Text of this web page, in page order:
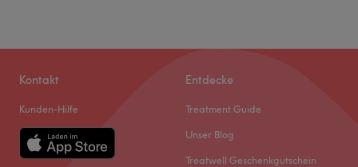
Kontakt
Kunden-Hilfe
Entdecke
Treatment Guide
Unser Blog
Treatwell Geschenkgutschein